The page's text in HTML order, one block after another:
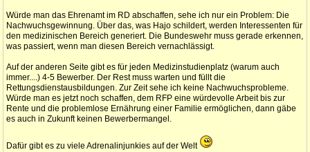
Würde man das Ehrenamt im RD abschaffen, sehe ich nur ein Problem: Die
Nachwuchsgewinnung. Über das, was Hajo schildert, werden Interessenten für
den medizinischen Bereich generiert. Die Bundeswehr muss gerade erkennen,
was passiert, wenn man diesen Bereich vernachlässigt.
Auf der anderen Seite gibt es für jeden Medizinstudienplatz (warum auch
immer....) 4-5 Bewerber. Der Rest muss warten und füllt die
Rettungsdienstausbildungen. Zur Zeit sehe ich keine Nachwuchsprobleme.
Würde man es jetzt noch schaffen, dem RFP eine würdevolle Arbeit bis zur
Rente und die problemlose Ernährung einer Familie ermöglichen, dann gäbe
es auch in Zukunft keinen Bewerbermangel.
Dafür gibt es zu viele Adrenalinjunkies auf der Welt